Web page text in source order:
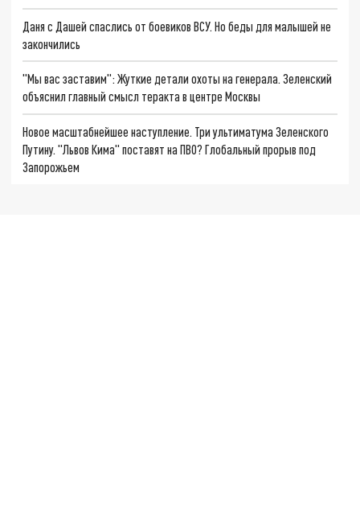
Даня с Дашей спаслись от боевиков ВСУ. Но беды для малышей не
закончились
"Мы вас заставим": Жуткие детали охоты на генерала. Зеленский
объяснил главный смысл теракта в центре Москвы
Новое масштабнейшее наступление. Три ультиматума Зеленского
Путину. "Львов Кима" поставят на ПВО? Глобальный прорыв под
Запорожьем